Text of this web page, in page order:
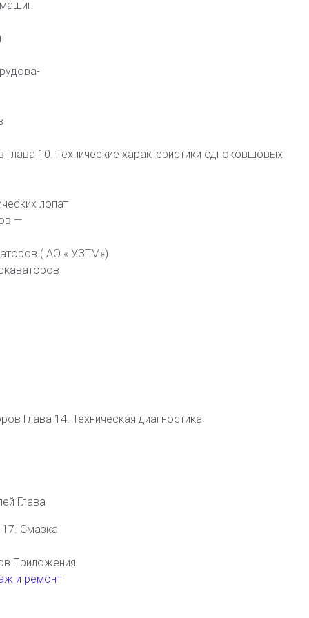
10. Технические характеристики одноковшовых
лопат
—
( АО « УЗТМ»)
Глава 14. Техническая диагностика
Глава
Смазка
Приложения
и ремонт